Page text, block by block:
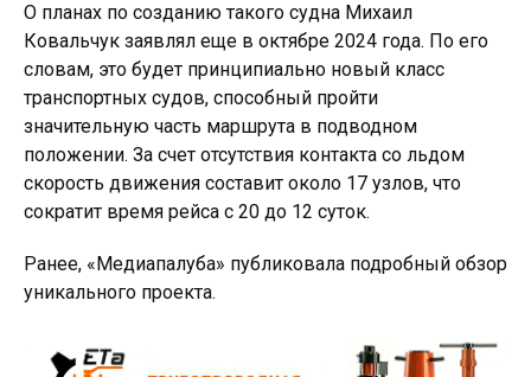
О планах по созданию такого судна Михаил
Ковальчук заявлял еще в октябре 2024 года. По его
словам, это будет принципиально новый класс
транспортных судов, способный пройти
значительную часть маршрута в подводном
положении. За счет отсутствия контакта со льдом
скорость движения составит около 17 узлов, что
сократит время рейса с 20 до 12 суток.
Ранее, «Медиапалуба» публиковала подробный обзор
уникального проекта.